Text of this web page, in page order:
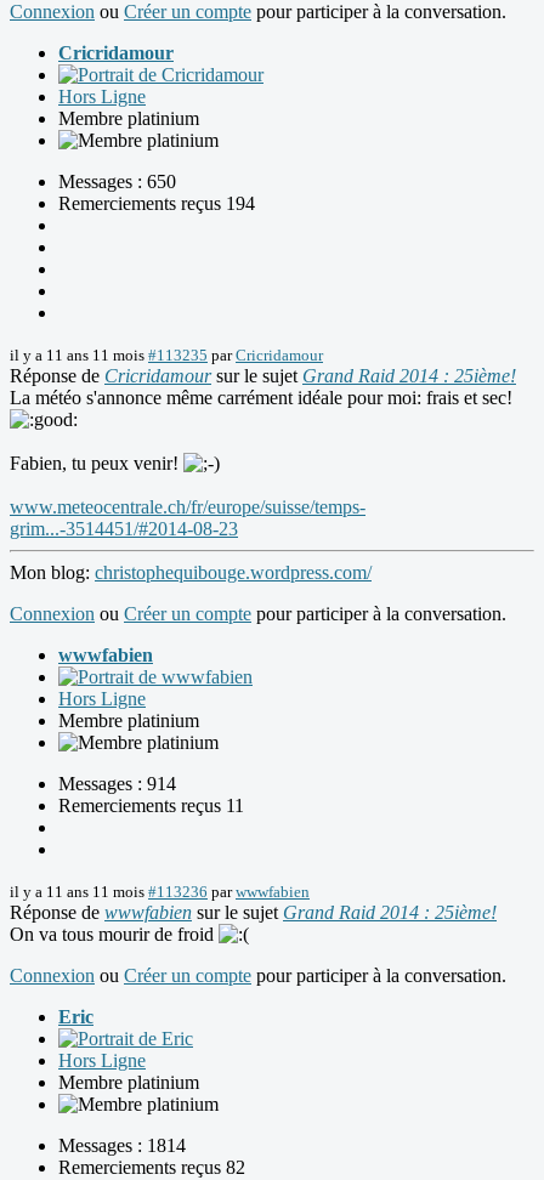
Connexion ou Créer un compte pour participer à la conversation.
Cricridamour
Hors Ligne
Membre platinium
Messages : 650
Remerciements reçus 194
il y a 11 ans 11 mois #113235 parCricridamour
Réponse de Cricridamoursur le sujet Grand Raid 2014 : 25ième!
La météo s'annonce même carrément idéale pour moi: frais et sec!
Fabien, tu peux venir!
www.meteocentrale.ch/fr/europe/suisse/temps-
grim...-3514451/#2014-08-23
Mon blog: christophequibouge.wordpress.com/
Connexion ou Créer un compte pour participer à la conversation.
wwwfabien
Hors Ligne
Membre platinium
Messages : 914
Remerciements reçus 11
il y a 11 ans 11 mois #113236 parwwwfabien
Réponse de wwwfabien sur le sujet Grand Raid 2014 : 25ième!
On va tous mourir de froid
Connexion ou Créer un compte pour participer à la conversation.
Eric
Hors Ligne
Membre platinium
Messages : 1814
Remerciements reçus 82